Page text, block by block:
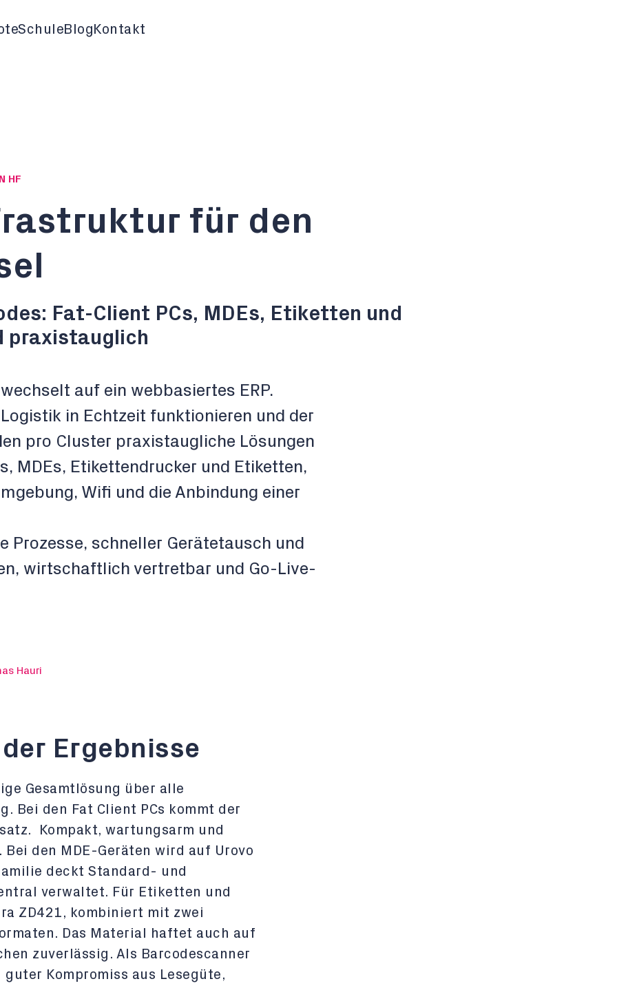
Schule Blog Kontakt
HF
für den
Fat-Client PCs, MDEs, Etiketten und
praxistauglich
auf ein webbasiertes ERP.
in Echtzeit funktionieren und der
pro Cluster praxistaugliche Lösungen
MDEs, Etikettendrucker und Etiketten,
Wifi und die Anbindung einer
Prozesse, schneller Gerätetausch und
wirtschaftlich vertretbar und Go-Live-
Hauri
Ergebnisse
Gesamtlösung über alle
Bei den Fat Client PCs kommt der
Kompakt, wartungsarm und
den MDE-Geräten wird auf Urovo
deckt Standard- und
verwaltet. Für Etiketten und
ZD421, kombiniert mit zwei
Das Material haftet auch auf
zuverlässig. Als Barcodescanner
Kompromiss aus Lesegüte,